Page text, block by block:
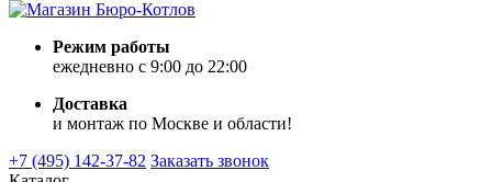
Режим работы
ежедневно с 9:00 до 22:00
Доставка
и монтаж по Москве и области!
+7 (495) 142-37-82 Заказать звонок